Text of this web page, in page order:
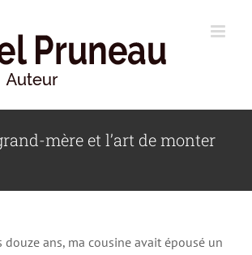
mère et l’art de monter
douze ans, ma cousine avait épousé un